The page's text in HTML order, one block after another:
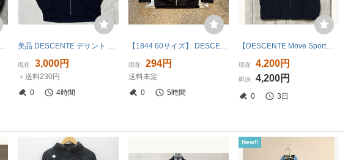
現在 3,000円
＋送料230円
0
4時間
【1844 60サイズ】 DESCENTE デサント O トラックジャケット ジャージ ブラック 黒 ジップアップ トップス OLD 古着 ユーズド
現在 294円
送料未定
0
5時間
【DESCENTE Move Sport】デサント ムーブスポーツ 半袖 ジャケット ネイビー M
現在 4,200円
即決 4,200円
0 3日
New!!